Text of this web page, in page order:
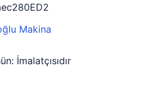
Makina
İmalatçısıdır